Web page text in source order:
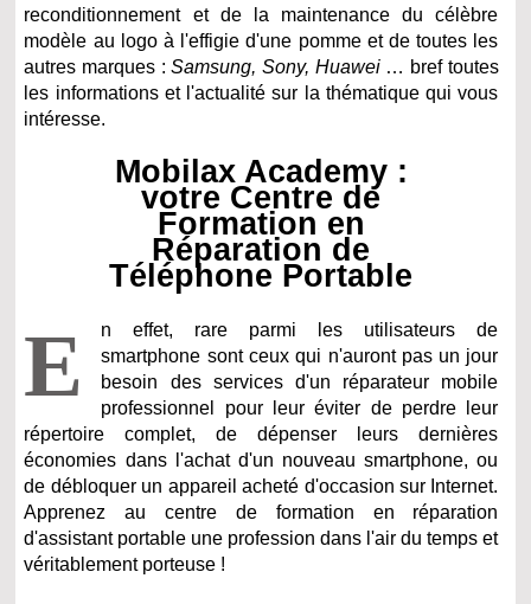
reconditionnement et de la maintenance du célèbre
modèle au logo à l'effigie d'une pomme et de toutes les
autres marques :Samsung, Sony, Huawei … bref toutes
les informations et l'actualité sur la thématique qui vous
intéresse.
Mobilax Academy :
votre Centre de
Formation en
Réparation de
Téléphone Portable
E
n effet, rare parmi les utilisateurs de
smartphone sont ceux qui n'auront pas un jour
besoin des services d'un réparateur mobile
professionnel pour leur éviter de perdre leur
répertoire complet, de dépenser leurs dernières
économies dans l'achat d'un nouveau smartphone, ou
de débloquer un appareil acheté d'occasion sur Internet.
Apprenez au centre de formation en réparation
d'assistant portable une profession dans l'air du temps et
véritablement porteuse !